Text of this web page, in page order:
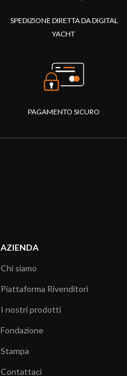
SPEDIZIONE DIRETTA DA DIGITAL
YACHT
PAGAMENTO SICURO
AZIENDA
Chi siamo
Piattaforma Rivenditori
I nostri prodotti
Fondazione
Stampa
Contattaci